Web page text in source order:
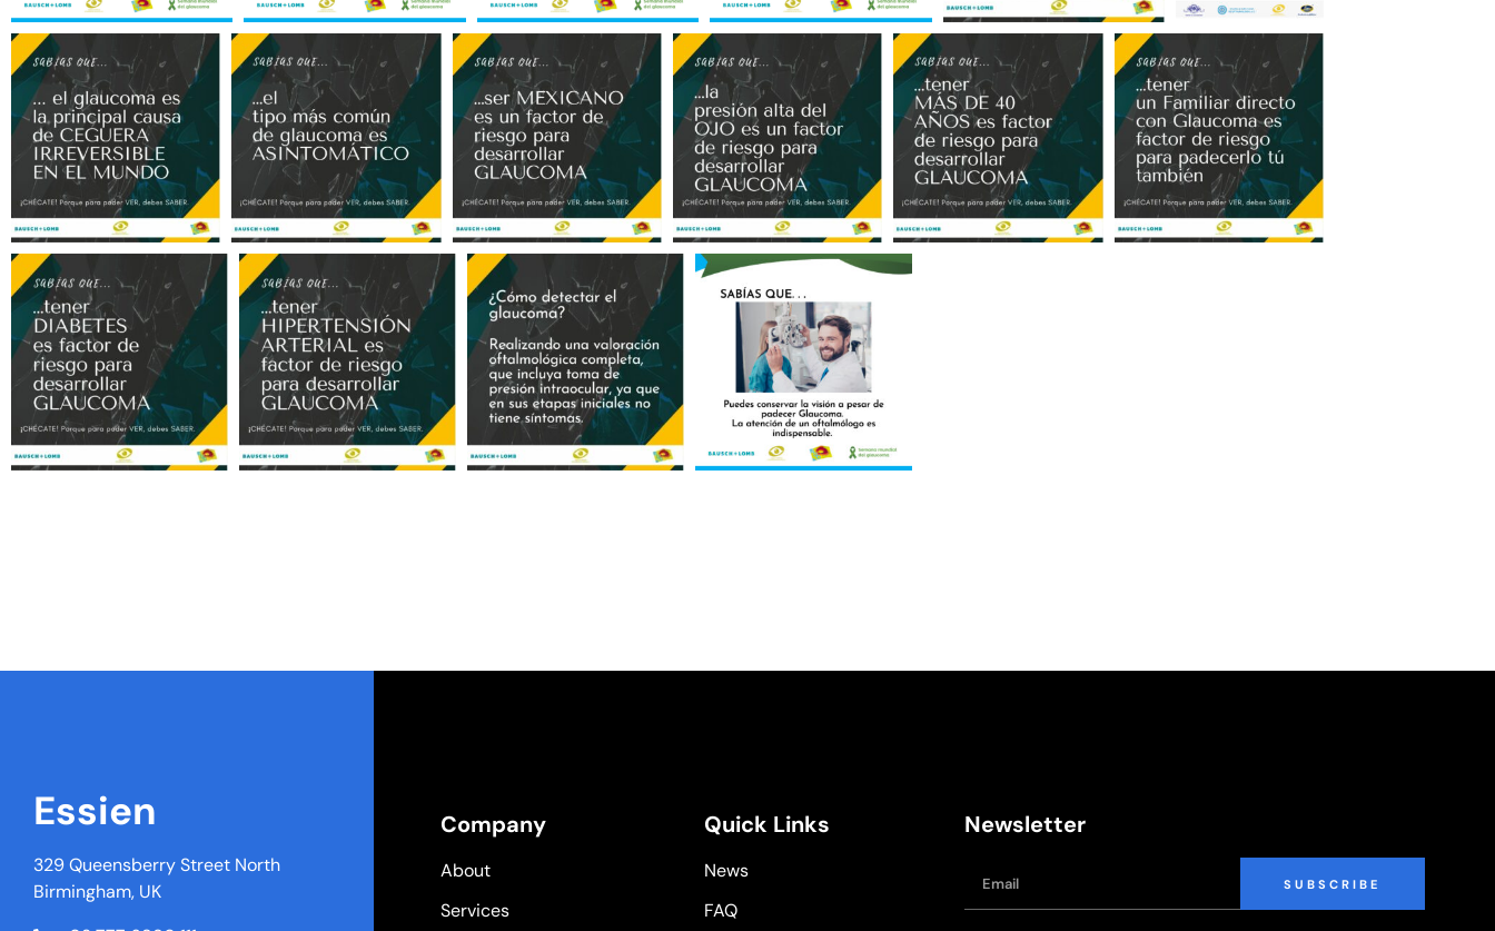
Essien
329 Queensberry Street North
Birmingham, UK
Company
About
Services
Quick Links
News
FAQ
Newsletter
SUBSCRIBE